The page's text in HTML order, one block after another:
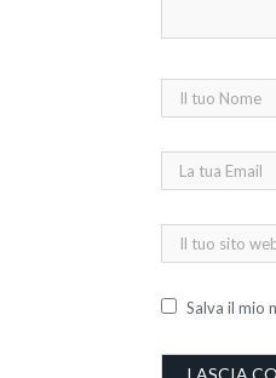
Salva il mio